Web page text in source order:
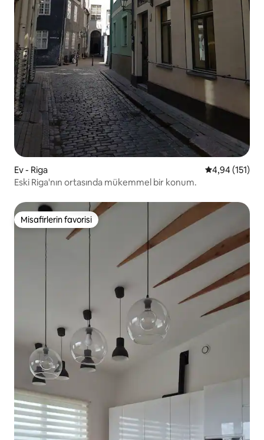
Ev - Riga 5 üzerinden
4,94 (151)
Eski Riga'nın ortasında mükemmel bir konum.
Misafirlerin favorisi
Misafirlerin favorisi